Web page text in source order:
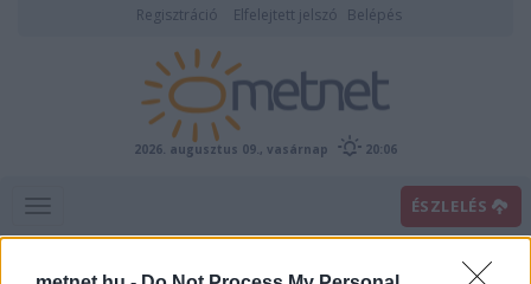
Regisztráció Elfelejtett jelszó Belépés
2026. augusztus 09., vasárnap 20:06
ÉSZLELÉS